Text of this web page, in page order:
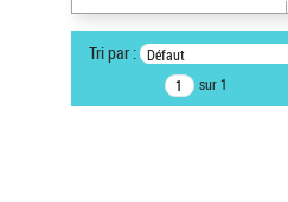
Type de notice d'autorité
Titre uniforme musical
Sauvegarder votre recherche
Tri par : Défaut
sur 1